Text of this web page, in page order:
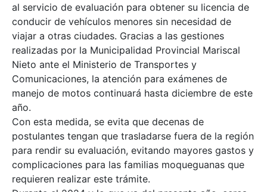
al servicio de evaluación para obtener su licencia de
conducir de vehículos menores sin necesidad de
viajar a otras ciudades. Gracias a las gestiones
realizadas por la Municipalidad Provincial Mariscal
Nieto ante el Ministerio de Transportes y
Comunicaciones, la atención para exámenes de
manejo de motos continuará hasta diciembre de este
año.
Con esta medida, se evita que decenas de
postulantes tengan que trasladarse fuera de la región
para rendir su evaluación, evitando mayores gastos y
complicaciones para las familias moqueguanas que
requieren realizar este trámite.